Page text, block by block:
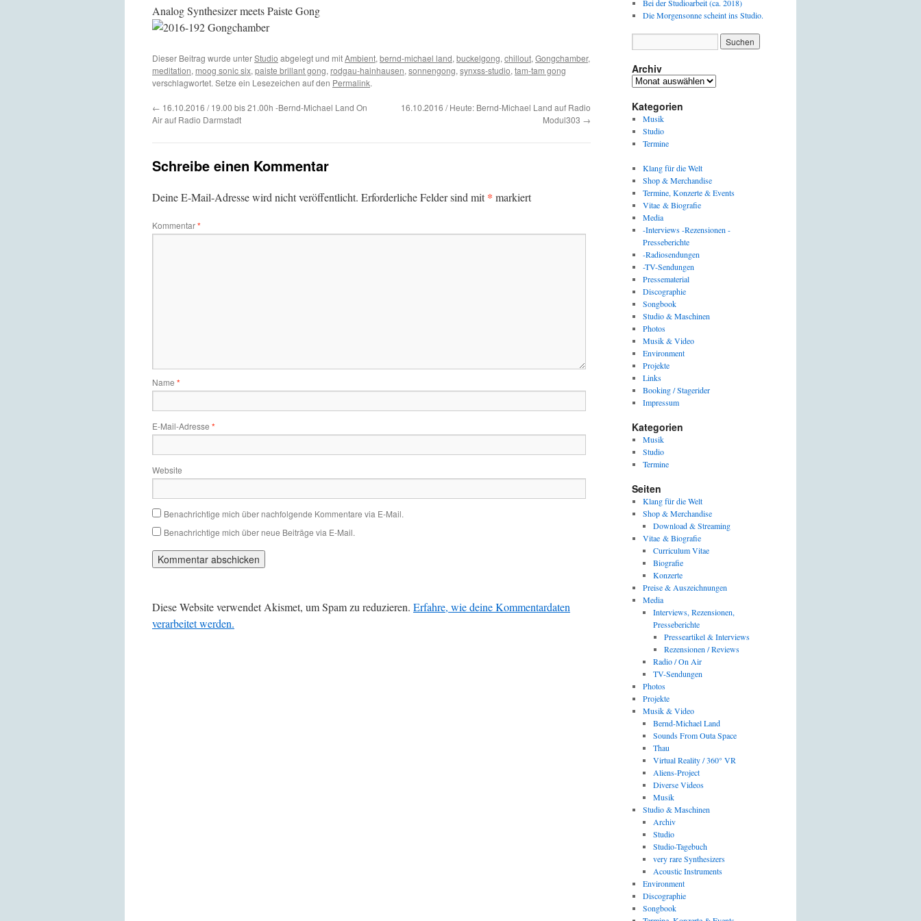
Analog Synthesizer meets Paiste Gong
Dieser Beitrag wurde unterStudio abgelegt und mitAmbient, bernd-michael land, buckelgong, chillout, Gongchamber,
meditation, moog sonic six, paiste brillant gong, rodgau-hainhausen, sonnengong, synxss-studio, tam-tam gong
verschlagwortet. Setze ein Lesezeichen auf den Permalink.
← 16.10.2016 / 19.00 bis 21.00h -Bernd-Michael Land On
Air auf Radio Darmstadt
16.10.2016 / Heute: Bernd-Michael Land auf Radio
Modul303 →
Schreibe einen Kommentar
Deine E-Mail-Adresse wird nicht veröffentlicht. Erforderliche Felder sind mit* markiert
Kommentar*
Name *
E-Mail-Adresse *
Website
Benachrichtige mich über nachfolgende Kommentare via E-Mail.
Benachrichtige mich über neue Beiträge via E-Mail.
Diese Website verwendet Akismet, um Spam zu reduzieren. Erfahre, wie deine Kommentardaten
verarbeitet werden.
Bei der Studioarbeit (ca. 2018)
Die Morgensonne scheint ins Studio.
Archiv
Archiv
Kategorien
Musik
Studio
Termine
Klang für die Welt
Shop & Merchandise
Termine, Konzerte & Events
Vitae & Biografie
Media
-Interviews -Rezensionen -
Presseberichte
-Radiosendungen
-TV-Sendungen
Pressematerial
Discographie
Songbook
Studio & Maschinen
Photos
Musik & Video
Environment
Projekte
Links
Booking / Stagerider
Impressum
Kategorien
Musik
Studio
Termine
Seiten
Klang für die Welt
Shop & Merchandise
Download & Streaming
Vitae & Biografie
Curriculum Vitae
Biografie
Konzerte
Preise & Auszeichnungen
Media
Interviews, Rezensionen,
Presseberichte
Presseartikel & Interviews
Rezensionen / Reviews
Radio / On Air
TV-Sendungen
Photos
Projekte
Musik & Video
Bernd-Michael Land
Sounds From Outa Space
Thau
Virtual Reality / 360° VR
Aliens-Project
Diverse Videos
Musik
Studio & Maschinen
Archiv
Studio
Studio-Tagebuch
very rare Synthesizers
Acoustic Instruments
Environment
Discographie
Songbook